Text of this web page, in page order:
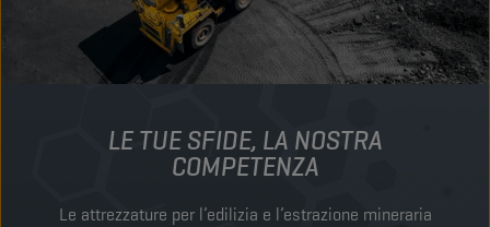
LE TUE SFIDE, LA NOSTRA
COMPETENZA
Le attrezzature per l’edilizia e l’estrazione mineraria